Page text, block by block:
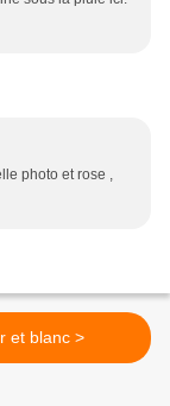
photo et rose ,
noir et blanc >